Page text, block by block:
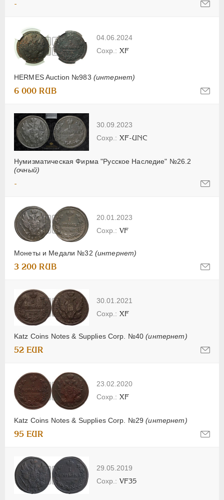
-
04.06.2024
HERMES Auction №983 (интернет)
XF
6 000 RUB
30.09.2023
Нумизматическая Фирма "Русское Наследие" №26.2
(очный)
XF-UNC
-
20.01.2023
Монеты и Медали №32 (интернет)
VF
3 200 RUB
30.01.2021
Katz Coins Notes & Supplies Corp. №40(интернет)
XF
52 EUR
23.02.2020
Katz Coins Notes & Supplies Corp. №29(интернет)
XF
95 EUR
29.05.2019
VF35